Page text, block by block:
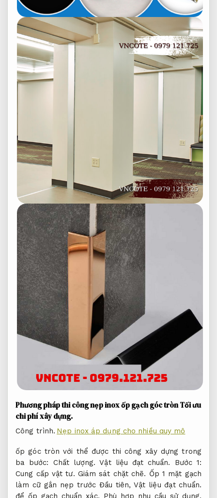
Phương pháp thi công nẹp inox ốp gạch góc trònTối ưu
chi phí xây dựng.
Công trình. Nẹp inox áp dụng cho nhiều quy mô
ốp góc tròn với thể được thi công xây dựng trong
ba bước: Chất lượng. Vật liệu đạt chuẩn. Bước 1:
Cung cấp vật tư. Giám sát chặt chẽ. Ốp 1 mặt gạch
làm cữ gắn nẹp trước Đầu tiên,Vật liệu đạt chuẩn.
để ốp gạch chuẩn xác, Phù hợp nhu cầu sử dụng.